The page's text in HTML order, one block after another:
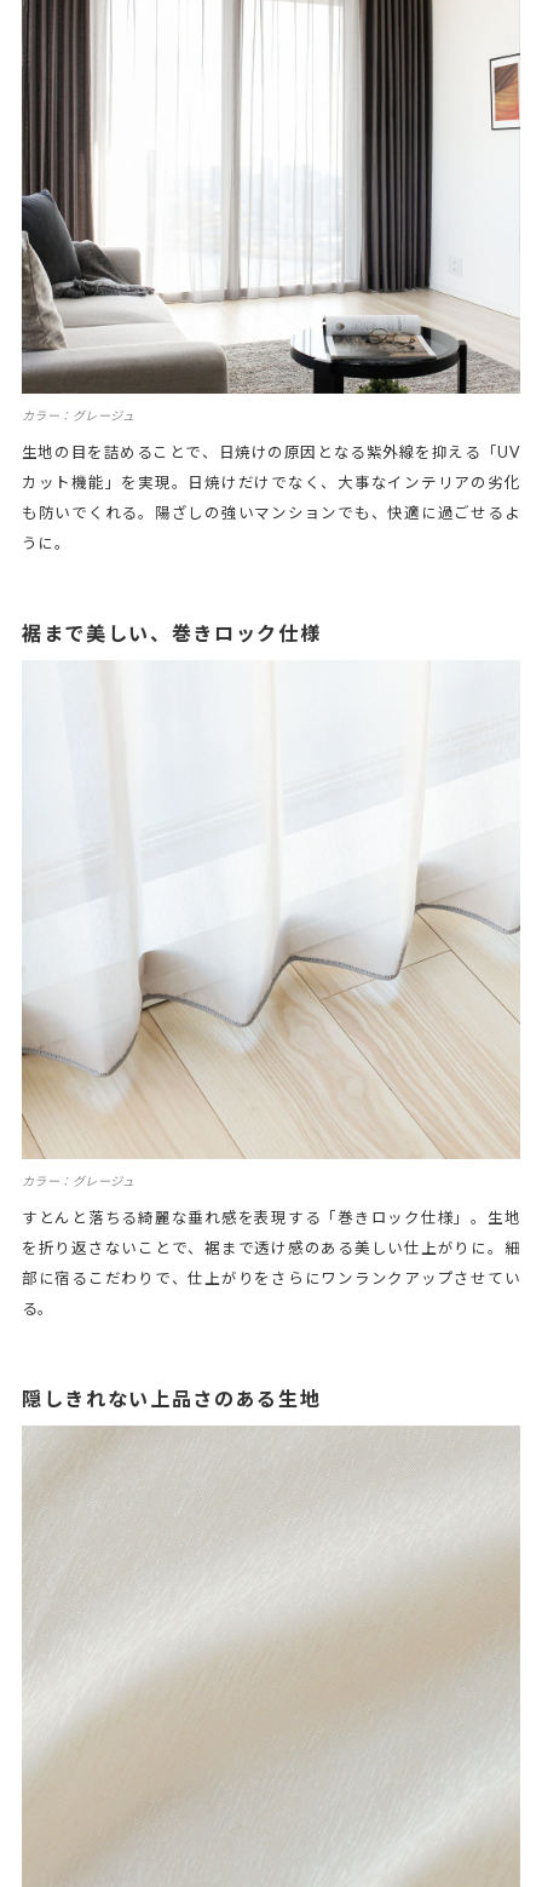
カラー：グレージュ
生地の目を詰めることで、日焼けの原因となる紫外線を抑える「UV
カット機能」を実現。日焼けだけでなく、大事なインテリアの劣化
も防いでくれる。陽ざしの強いマンションでも、快適に過ごせるよ
うに。
裾まで美しい、巻きロック仕様
カラー：グレージュ
すとんと落ちる綺麗な垂れ感を表現する「巻きロック仕様」。生地
を折り返さないことで、裾まで透け感のある美しい仕上がりに。細
部に宿るこだわりで、仕上がりをさらにワンランクアップさせてい
る。
隠しきれない上品さのある生地